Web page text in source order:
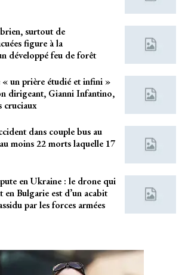
surtout de
figure à la
développé feu de forêt
un prière étudié et infini »
dirigeant, Gianni Infantino,
cruciaux
dans couple bus au
moins 22 morts laquelle 17
en Ukraine : le drone qui
en Bulgarie est d’un acabit
par les forces armées